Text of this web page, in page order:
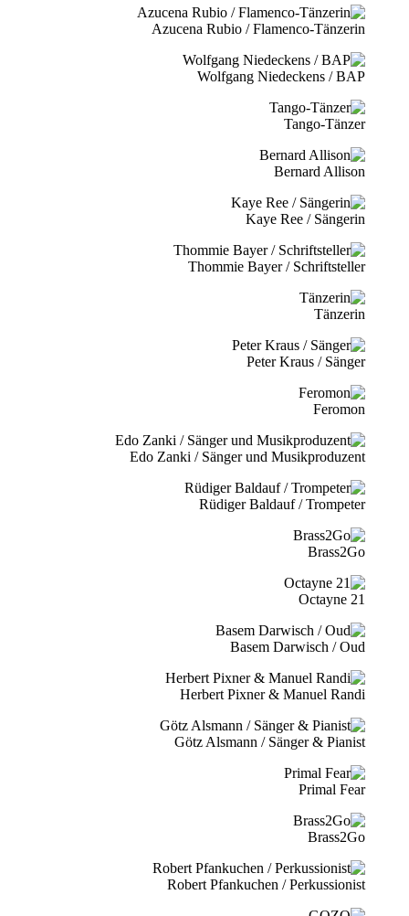
Azucena Rubio / Flamenco-Tänzerin
Wolfgang Niedeckens / BAP
Tango-Tänzer
Bernard Allison
Kaye Ree / Sängerin
Thommie Bayer / Schriftsteller
Tänzerin
Peter Kraus / Sänger
Feromon
Edo Zanki / Sänger und Musikproduzent
Rüdiger Baldauf / Trompeter
Brass2Go
21 Octayne
Basem Darwisch / Oud
Herbert Pixner & Manuel Randi
Götz Alsmann / Sänger & Pianist
Primal Fear
Brass2Go
Robert Pfankuchen / Perkussionist